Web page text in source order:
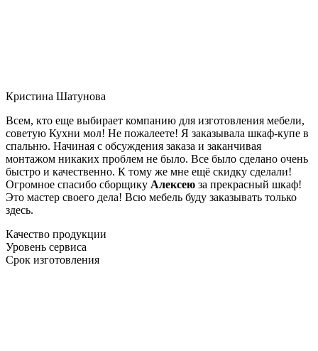
Кристина Шатунова
Всем, кто еще выбирает компанию для изготовления мебели,
советую Кухни мол! Не пожалеете! Я заказывала шкаф-купе в
спальню. Начиная с обсуждения заказа и заканчивая
монтажом никаких проблем не было. Все было сделано очень
быстро и качественно. К тому же мне ещё скидку сделали!
Огромное спасибо сборщику Алексею за прекрасный шкаф!
Это мастер своего дела! Всю мебель буду заказывать только
здесь.
Качество продукции
Уровень сервиса
Срок изготовления